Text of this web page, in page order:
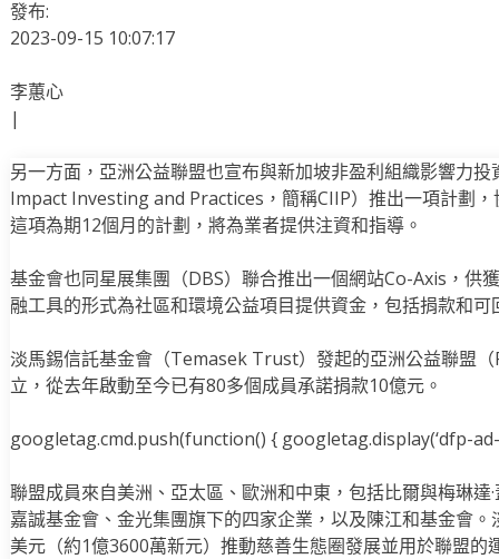
發布:
2023-09-15 10:07:17
李蕙心
|
另一方面，亞洲公益聯盟也宣布與新加坡非盈利組織影響力
Impact Investing and Practices，簡稱CIIP）推出一項計劃
這項為期12個月的計劃，將為業者提供注資和指導。
基金會也同星展集團（DBS）聯合推出一個網站Co-Axis，供
融工具的形式為社區和環境公益項目提供資金，包括捐款和
淡馬錫信託基金會（Temasek Trust）發起的亞洲公益聯盟
立，從去年啟動至今已有80多個成員承諾捐款10億元。
googletag.cmd.push(function() { googletag.display(‘dfp-ad-
聯盟成員來自美洲、亞太區、歐洲和中東，包括比爾與梅琳達
嘉誠基金會、金光集團旗下的四家企業，以及陳江和基金會
美元（約1億3600萬新元）推動慈善生態圈發展並用於聯盟的